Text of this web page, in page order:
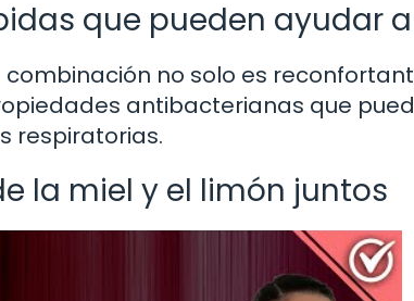
que pueden ayudar
combinación no solo es
antibacterianas que
respiratorias.
la miel y el limón juntos